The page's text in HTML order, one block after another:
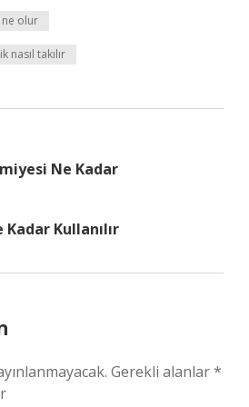
olur
nasıl takılır
Ne Kadar
Kadar Kullanılır
Gerekli alanlar*